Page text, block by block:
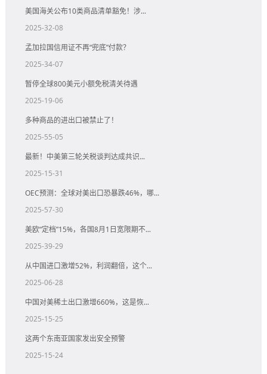
美国海关公布10类商品清单豁免！涉...
2025-32-08
孟加拉国信用证不再“兜底”付款？
2025-34-07
暂停全球800美元小额免税清关待遇
2025-19-06
多种商品的进出口被禁止了！
2025-55-05
最新！中美第三轮关税谈判达成共识...
2025-15-31
OEC预测：全球对美出口恐暴跌46%，哪...
2025-57-30
美欧“定档”15%，各国8月1日宽限期不...
2025-39-29
从中国进口激增52%，利润翻倍，这个...
2025-06-28
中国对美稀土出口激增660%，这是恢...
2025-15-25
这两个东南亚国家发出安全预警
2025-15-24